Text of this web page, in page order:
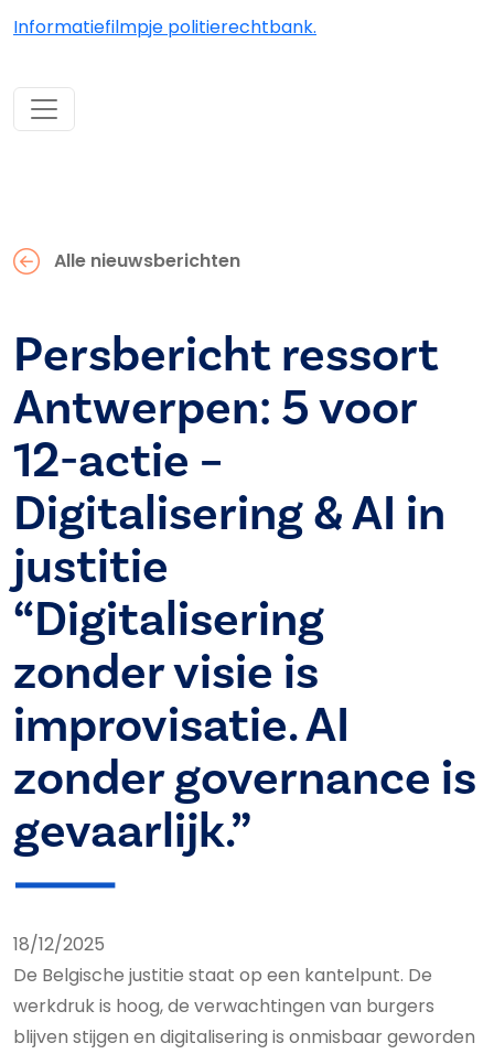
Informatiefilmpje politierechtbank.
Alle nieuwsberichten
Persbericht ressort
Antwerpen: 5 voor
12-actie –
Digitalisering & AI in
justitie
“Digitalisering
zonder visie is
improvisatie. AI
zonder governance is
gevaarlijk.”
18/12/2025
De Belgische justitie staat op een kantelpunt. De
werkdruk is hoog, de verwachtingen van burgers
blijven stijgen en digitalisering is onmisbaar geworden